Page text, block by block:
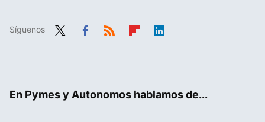
Síguenos
En Pymes y Autonomos hablamos de...